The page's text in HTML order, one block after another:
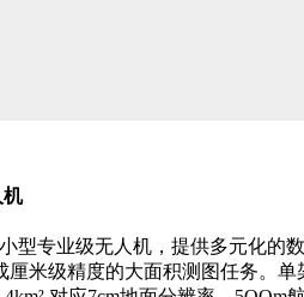
机
型专业级无人机，提供多元化的
厘米级精度的大面积测图任务。单